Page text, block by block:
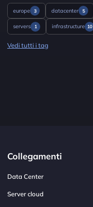
europe 3 datacenter 5
servers 1 infrastructure 10
Vedi tutti i tag
Collegamenti
Data Center
Server cloud